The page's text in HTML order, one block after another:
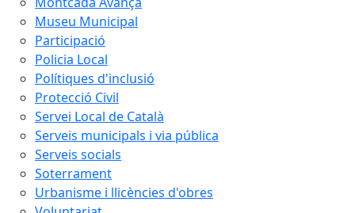
Museu Municipal
Participació
Policia Local
Polítiques d'inclusió
Protecció Civil
Servei Local de Català
Serveis municipals i via pública
Serveis socials
Soterrament
Urbanisme i llicències d'obres